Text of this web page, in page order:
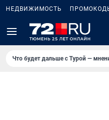
НЕДВИЖИМОСТЬ
Что будет дальше с Турой —